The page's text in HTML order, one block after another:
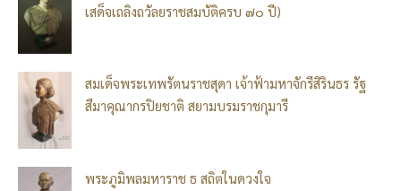
เสด็จเถลิงถวัลยราชสมบัติครบ ๗๐ ปี)
สมเด็จพระเทพรัตนราชสุดา เจ้าฟ้ามหาจักรีสิรินธร รัฐ
สีมาคุณากรปิยชาติ สยามบรมราชกุมารี
พระภูมิพลมหาราช ธ สถิตในดวงใจ